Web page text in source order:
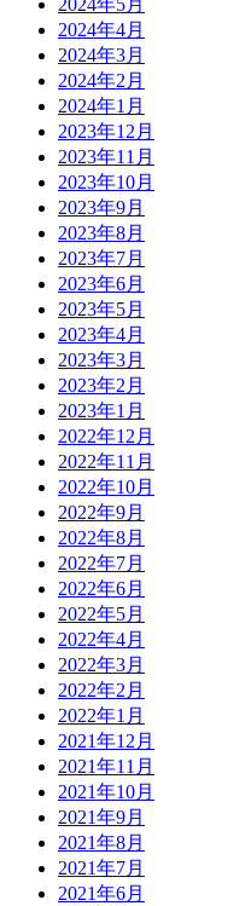
2024年5月
2024年4月
2024年3月
2024年2月
2024年1月
2023年12月
2023年11月
2023年10月
2023年9月
2023年8月
2023年7月
2023年6月
2023年5月
2023年4月
2023年3月
2023年2月
2023年1月
2022年12月
2022年11月
2022年10月
2022年9月
2022年8月
2022年7月
2022年6月
2022年5月
2022年4月
2022年3月
2022年2月
2022年1月
2021年12月
2021年11月
2021年10月
2021年9月
2021年8月
2021年7月
2021年6月